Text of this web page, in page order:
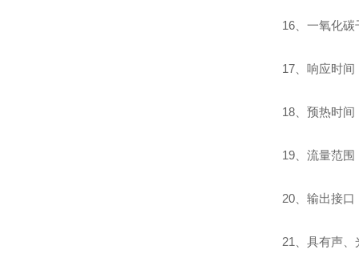
16、一氧化碳
17、响应时
18、预热时间
19、流量范围
20、输出接
21、具有声、